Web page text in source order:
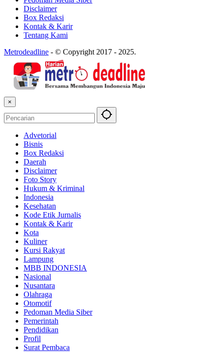
Disclaimer
Box Redaksi
Kontak & Karir
Tentang Kami
Metrodeadline - © Copyright 2017 - 2025.
×
Advetorial
Bisnis
Box Redaksi
Daerah
Disclaimer
Foto Story
Hukum & Kriminal
Indonesia
Kesehatan
Kode Etik Jurnalis
Kontak & Karir
Kota
Kuliner
Kursi Rakyat
Lampung
MBB INDONESIA
Nasional
Nusantara
Olahraga
Otomotif
Pedoman Media Siber
Pemerintah
Pendidikan
Profil
Surat Pembaca